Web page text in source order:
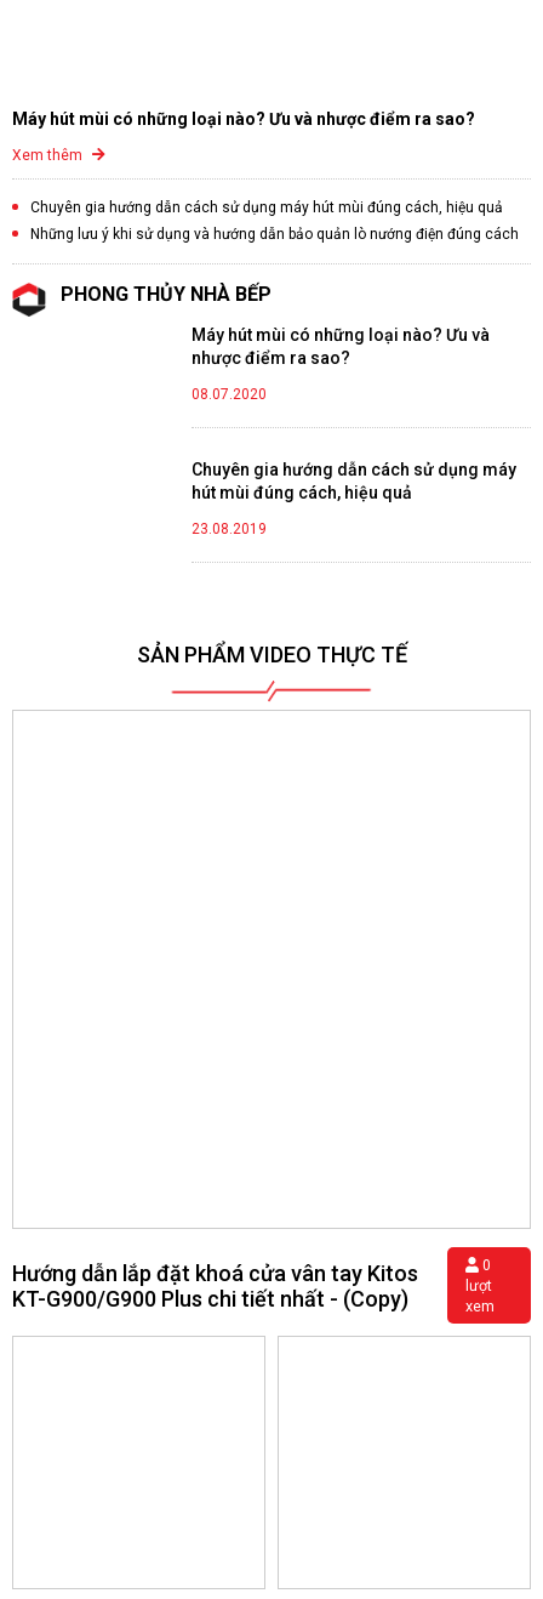
Máy hút mùi có những loại nào? Ưu và nhược điểm ra sao?
Xem thêm
Chuyên gia hướng dẫn cách sử dụng máy hút mùi đúng cách, hiệu quả
Những lưu ý khi sử dụng và hướng dẫn bảo quản lò nướng điện đúng cách
PHONG THỦY NHÀ BẾP
Máy hút mùi có những loại nào? Ưu và
nhược điểm ra sao?
08.07.2020
Chuyên gia hướng dẫn cách sử dụng máy
hút mùi đúng cách, hiệu quả
23.08.2019
SẢN PHẨM VIDEO THỰC TẾ
Hướng dẫn lắp đặt khoá cửa vân tay Kitos
KT-G900/G900 Plus chi tiết nhất - (Copy)
0
lượt
xem